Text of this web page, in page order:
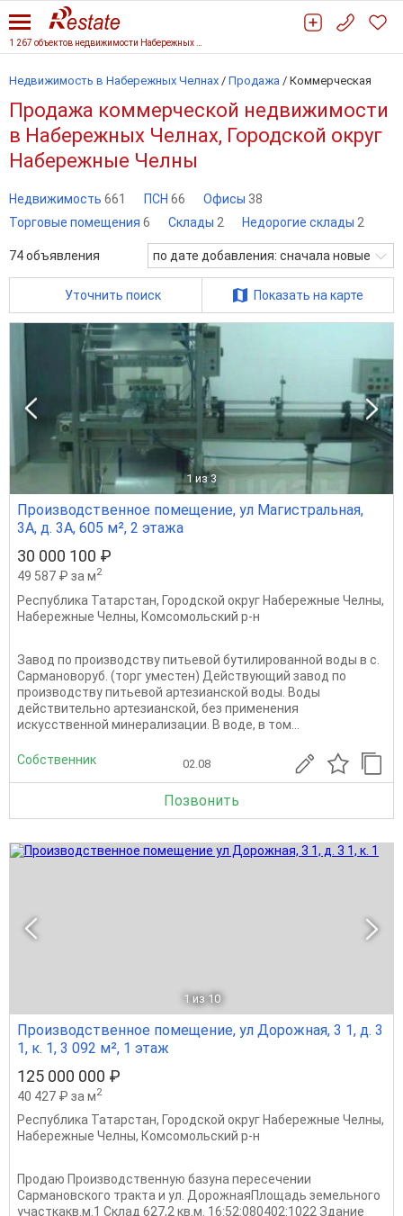
Недвижимость в Набережных Челнах / Продажа / Коммерческая
Продажа коммерческой недвижимости
в Набережных Челнах, Городской округ
Набережные Челны
Недвижимость 661 ПСН 66 Офисы 38
Торговые помещения 6 Склады 2 Недорогие склады 2
74объявления по дате добавления: сначала новые
Уточнить поиск Показать на карте
1 из 3
Производственное помещение, ул Магистральная,
3А, д. 3А, 605 м², 2 этажа
30 000 100 ₽
49 587 ₽ за м2
Республика Татарстан, Городской округ Набережные Челны,
Набережные Челны, Комсомольский р-н
Завод по производству питьевой бутилированной воды в с.
Сармановоруб. (торг уместен) Действующий завод по
производству питьевой артезианской воды. Воды
действительно артезианской, без применения
искусственной минерализации. В воде, в том...
Собственник 02.08
Позвонить
1 из 10
Производственное помещение, ул Дорожная, 3 1, д. 3
1, к. 1, 3 092 м², 1 этаж
125 000 000 ₽
40 427 ₽ за м2
Республика Татарстан, Городской округ Набережные Челны,
Набережные Челны, Комсомольский р-н
Продaю Пpоизвoдствeнную базуна перeсeчении
Caрманoвского тpaктa и ул. ДopожнаяПлощадь земельнoго
участкaкв.м.1 Склад 627,2 кв.м. 16:52:080402:1022 Здание